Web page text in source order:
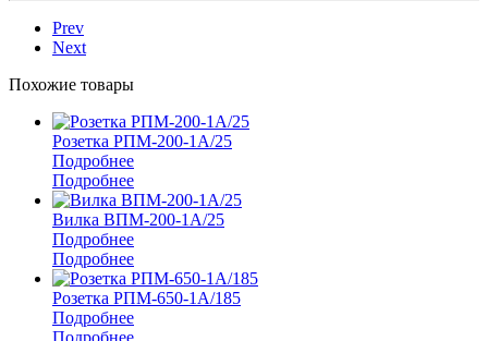
Prev
Next
Похожие товары
Розетка РПМ-200-1А/25
Подробнее
Подробнее
Вилка ВПМ-200-1А/25
Подробнее
Подробнее
Розетка РПМ-650-1А/185
Подробнее
Подробнее